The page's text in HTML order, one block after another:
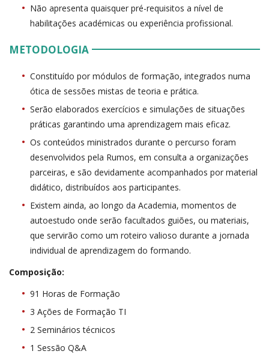
Não apresenta quaisquer pré-requisitos a nível de
habilitações académicas ou experiência profissional.
METODOLOGIA
Constituído por módulos de formação, integrados numa
ótica de sessões mistas de teoria e prática.
Serão elaborados exercícios e simulações de situações
práticas garantindo uma aprendizagem mais eficaz.
Os conteúdos ministrados durante o percurso foram
desenvolvidos pela Rumos, em consulta a organizações
parceiras, e são devidamente acompanhados por material
didático, distribuídos aos participantes.
Existem ainda, ao longo da Academia, momentos de
autoestudo onde serão facultados guiões, ou materiais,
que servirão como um roteiro valioso durante a jornada
individual de aprendizagem do formando.
Composição:
91 Horas de Formação
3 Ações de Formação TI
2 Seminários técnicos
1 Sessão Q&A